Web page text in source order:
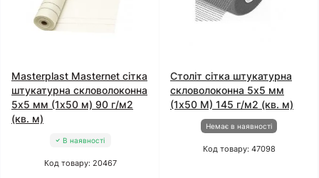
Masterplast Masternet сітка
штукатурна скловолоконна
5x5 мм (1x50 м) 90 г/м2
(кв. м)
В наявності
Код товару: 20467
Століт сітка штукатурна
скловолоконна 5x5 мм
(1x50 М) 145 г/м2 (кв. м)
Немає в наявності
Код товару: 47098